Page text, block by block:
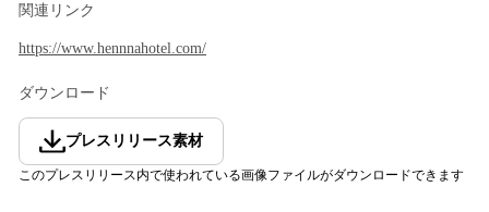
関連リンク
https://www.hennnahotel.com/
ダウンロード
プレスリリース素材
このプレスリリース内で使われている画像ファイルがダウンロードできます